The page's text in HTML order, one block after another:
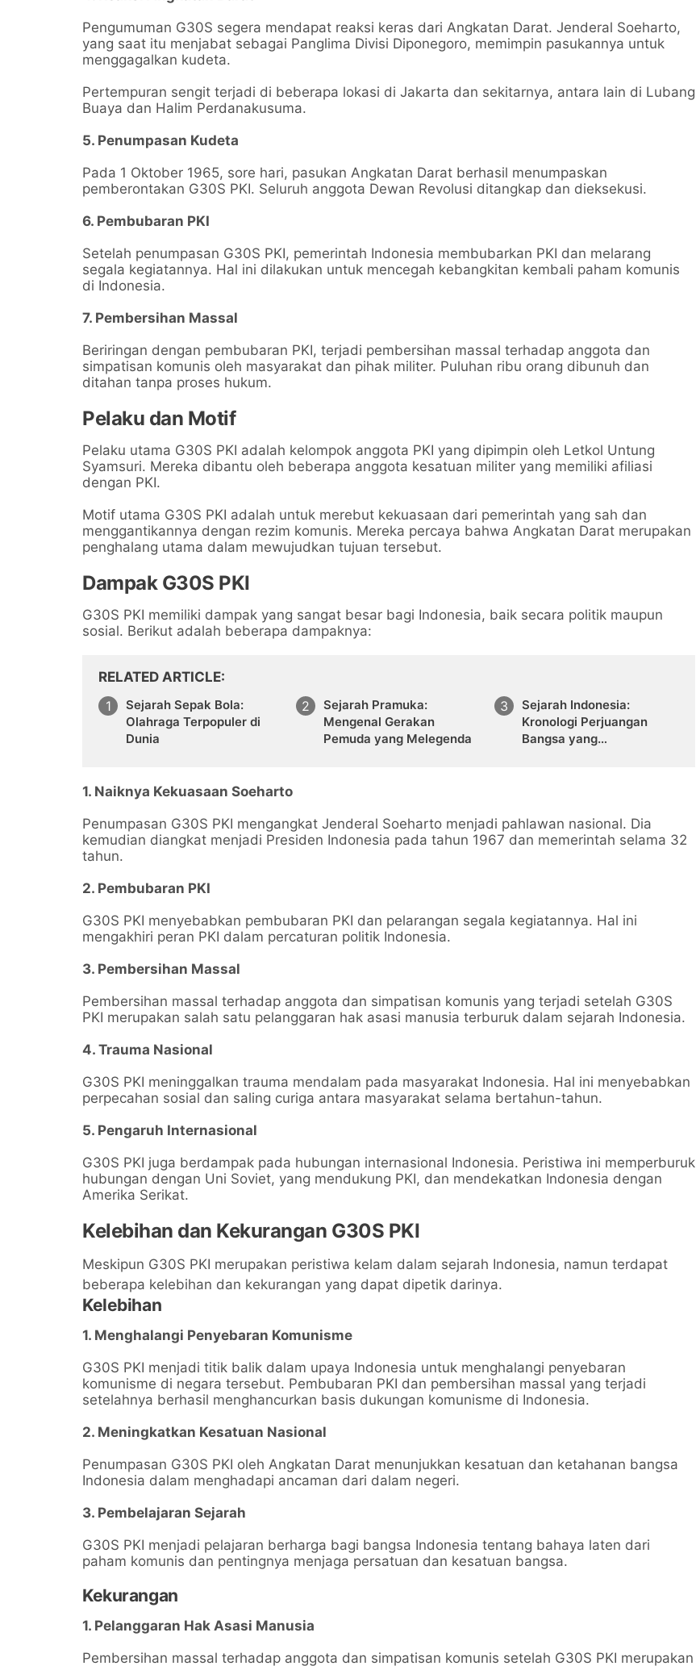
Pengumuman G30S segera mendapat reaksi keras dari Angkatan Darat. Jenderal Soeharto,
yang saat itu menjabat sebagai Panglima Divisi Diponegoro, memimpin pasukannya untuk
menggagalkan kudeta.
Pertempuran sengit terjadi di beberapa lokasi di Jakarta dan sekitarnya, antara lain di Lubang
Buaya dan Halim Perdanakusuma.
5. Penumpasan Kudeta
Pada 1 Oktober 1965, sore hari, pasukan Angkatan Darat berhasil menumpaskan
pemberontakan G30S PKI. Seluruh anggota Dewan Revolusi ditangkap dan dieksekusi.
6. Pembubaran PKI
Setelah penumpasan G30S PKI, pemerintah Indonesia membubarkan PKI dan melarang
segala kegiatannya. Hal ini dilakukan untuk mencegah kebangkitan kembali paham komunis
di Indonesia.
7. Pembersihan Massal
Beriringan dengan pembubaran PKI, terjadi pembersihan massal terhadap anggota dan
simpatisan komunis oleh masyarakat dan pihak militer. Puluhan ribu orang dibunuh dan
ditahan tanpa proses hukum.
Pelaku dan Motif
Pelaku utama G30S PKI adalah kelompok anggota PKI yang dipimpin oleh Letkol Untung
Syamsuri. Mereka dibantu oleh beberapa anggota kesatuan militer yang memiliki afiliasi
dengan PKI.
Motif utama G30S PKI adalah untuk merebut kekuasaan dari pemerintah yang sah dan
menggantikannya dengan rezim komunis. Mereka percaya bahwa Angkatan Darat merupakan
penghalang utama dalam mewujudkan tujuan tersebut.
Dampak G30S PKI
G30S PKI memiliki dampak yang sangat besar bagi Indonesia, baik secara politik maupun
sosial. Berikut adalah beberapa dampaknya:
RELATED ARTICLE
Sejarah Sepak Bola:
Olahraga Terpopuler di
Dunia
Sejarah Pramuka:
Mengenal Gerakan
Pemuda yang Melegenda
Sejarah Indonesia:
Kronologi Perjuangan
Bangsa yang
1. Naiknya Kekuasaan Soeharto
Penumpasan G30S PKI mengangkat Jenderal Soeharto menjadi pahlawan nasional. Dia
kemudian diangkat menjadi Presiden Indonesia pada tahun 1967 dan memerintah selama 32
tahun.
2. Pembubaran PKI
G30S PKI menyebabkan pembubaran PKI dan pelarangan segala kegiatannya. Hal ini
mengakhiri peran PKI dalam percaturan politik Indonesia.
3. Pembersihan Massal
Pembersihan massal terhadap anggota dan simpatisan komunis yang terjadi setelah G30S
PKI merupakan salah satu pelanggaran hak asasi manusia terburuk dalam sejarah Indonesia.
4. Trauma Nasional
G30S PKI meninggalkan trauma mendalam pada masyarakat Indonesia. Hal ini menyebabkan
perpecahan sosial dan saling curiga antara masyarakat selama bertahun-tahun.
5. Pengaruh Internasional
G30S PKI juga berdampak pada hubungan internasional Indonesia. Peristiwa ini memperburuk
hubungan dengan Uni Soviet, yang mendukung PKI, dan mendekatkan Indonesia dengan
Amerika Serikat.
Kelebihan dan Kekurangan G30S PKI
Meskipun G30S PKI merupakan peristiwa kelam dalam sejarah Indonesia, namun terdapat
beberapa kelebihan dan kekurangan yang dapat dipetik darinya.
Kelebihan
1. Menghalangi Penyebaran Komunisme
G30S PKI menjadi titik balik dalam upaya Indonesia untuk menghalangi penyebaran
komunisme di negara tersebut. Pembubaran PKI dan pembersihan massal yang terjadi
setelahnya berhasil menghancurkan basis dukungan komunisme di Indonesia.
2. Meningkatkan Kesatuan Nasional
Penumpasan G30S PKI oleh Angkatan Darat menunjukkan kesatuan dan ketahanan bangsa
Indonesia dalam menghadapi ancaman dari dalam negeri.
3. Pembelajaran Sejarah
G30S PKI menjadi pelajaran berharga bagi bangsa Indonesia tentang bahaya laten dari
paham komunis dan pentingnya menjaga persatuan dan kesatuan bangsa.
Kekurangan
1. Pelanggaran Hak Asasi Manusia
Pembersihan massal terhadap anggota dan simpatisan komunis setelah G30S PKI merupakan